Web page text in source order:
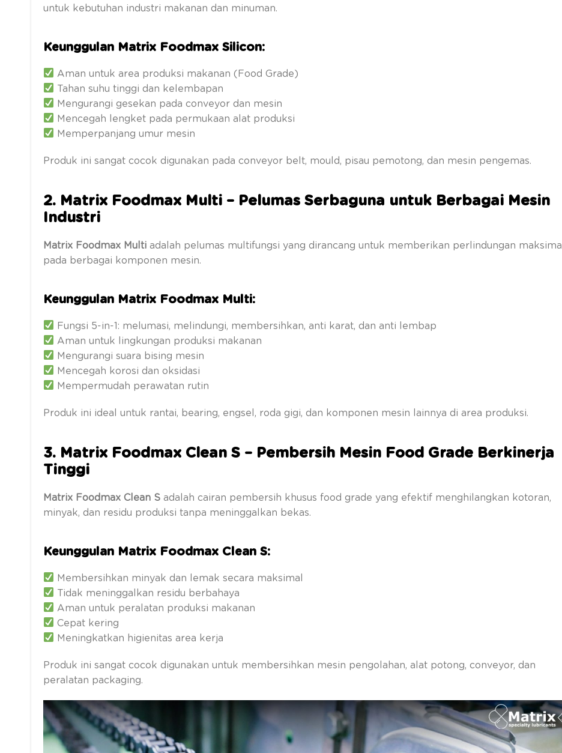
untuk kebutuhan industri makanan dan minuman.
Keunggulan Matrix Foodmax Silicon:
Aman untuk area produksi makanan (Food Grade)
Tahan suhu tinggi dan kelembapan
Mengurangi gesekan pada conveyor dan mesin
Mencegah lengket pada permukaan alat produksi
Memperpanjang umur mesin
Produk ini sangat cocok digunakan pada conveyor belt, mould, pisau pemotong, dan mesin pengemas.
2. Matrix Foodmax Multi – Pelumas Serbaguna untuk Berbagai Mesin
Industri
Matrix Foodmax Multi adalah pelumas multifungsi yang dirancang untuk memberikan perlindungan maksimal
pada berbagai komponen mesin.
Keunggulan Matrix Foodmax Multi:
Fungsi 5-in-1: melumasi, melindungi, membersihkan, anti karat, dan anti lembap
Aman untuk lingkungan produksi makanan
Mengurangi suara bising mesin
Mencegah korosi dan oksidasi
Mempermudah perawatan rutin
Produk ini ideal untuk rantai, bearing, engsel, roda gigi, dan komponen mesin lainnya di area produksi.
3. Matrix Foodmax Clean S – Pembersih Mesin Food Grade Berkinerja
Tinggi
Matrix Foodmax Clean S adalah cairan pembersih khusus food grade yang efektif menghilangkan kotoran,
minyak, dan residu produksi tanpa meninggalkan bekas.
Keunggulan Matrix Foodmax Clean S:
Membersihkan minyak dan lemak secara maksimal
Tidak meninggalkan residu berbahaya
Aman untuk peralatan produksi makanan
Cepat kering
Meningkatkan higienitas area kerja
Produk ini sangat cocok digunakan untuk membersihkan mesin pengolahan, alat potong, conveyor, dan
peralatan packaging.